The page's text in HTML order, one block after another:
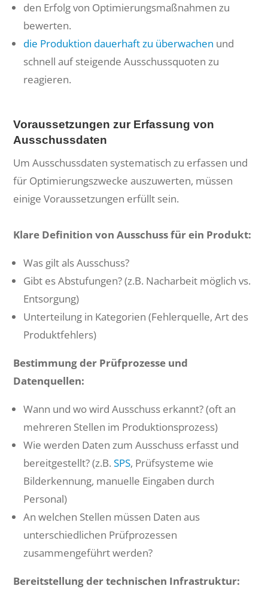
den Erfolg von Optimierungsmaßnahmen zu
bewerten.
die Produktion dauerhaft zu überwachen und
schnell auf steigende Ausschussquoten zu
reagieren.
Voraussetzungen zur Erfassung von
Ausschussdaten
Um Ausschussdaten systematisch zu erfassen und
für Optimierungszwecke auszuwerten, müssen
einige Voraussetzungen erfüllt sein.
Klare Definition von Ausschuss für ein Produkt:
Was gilt als Ausschuss?
Gibt es Abstufungen? (z.B. Nacharbeit möglich vs.
Entsorgung)
Unterteilung in Kategorien (Fehlerquelle, Art des
Produktfehlers)
Bestimmung der Prüfprozesse und
Datenquellen:
Wann und wo wird Ausschuss erkannt? (oft an
mehreren Stellen im Produktionsprozess)
Wie werden Daten zum Ausschuss erfasst und
bereitgestellt? (z.B.SPS, Prüfsysteme wie
Bilderkennung, manuelle Eingaben durch
Personal)
An welchen Stellen müssen Daten aus
unterschiedlichen Prüfprozessen
zusammengeführt werden?
Bereitstellung der technischen Infrastruktur: